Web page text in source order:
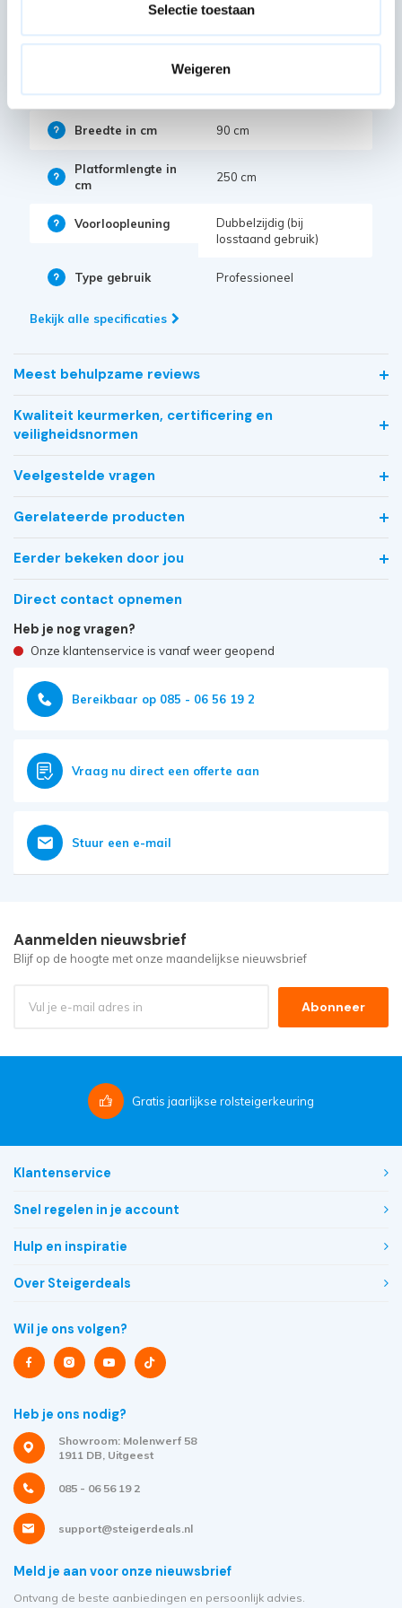
Selectie toestaan
Weigeren
Artikelcode 40231
werkhoogte in m
Breedte in cm 90 cm
Platformlengte in
cm
250 cm
Voorloopleuning
Dubbelzijdig (bij
losstaand gebruik)
Type gebruik Professioneel
Bekijk alle specificaties
Meest behulpzame reviews
Kwaliteit keurmerken, certificering en
veiligheidsnormen
Veelgestelde vragen
Gerelateerde producten
Eerder bekeken door jou
Direct contact opnemen
Heb je nog vragen?
Onze klantenservice is vanaf weer geopend
Bereikbaar op 085 - 06 56 19 2
Vraag nu direct een offerte aan
Stuur een e-mail
Aanmelden nieuwsbrief
Blijf op de hoogte met onze maandelijkse nieuwsbrief
Abonneer
Gratis jaarlijkse rolsteigerkeuring
Klantenservice
Snel regelen in je account
Hulp en inspiratie
Over Steigerdeals
Wil je ons volgen?
Heb je ons nodig?
Showroom: Molenwerf 58
1911 DB, Uitgeest
085 - 06 56 19 2
support@steigerdeals.nl
Meld je aan voor onze nieuwsbrief
Ontvang de beste aanbiedingen en persoonlijk advies.